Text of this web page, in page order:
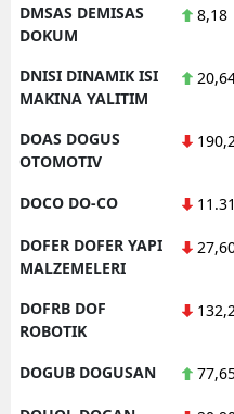
DMSAS DEMISAS
DOKUM
8,18
DNISI DINAMIK ISI
MAKINA YALITIM
DOAS DOGUS
OTOMOTIV
DOCO DO-CO
DOFER DOFER YAPI
MALZEMELERI
DOFRB DOF
ROBOTIK
DOGUB DOGUSAN